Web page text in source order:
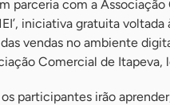
parceria com a
iniciativa gratuita
vendas no ambiente
Comercial de
participantes irão